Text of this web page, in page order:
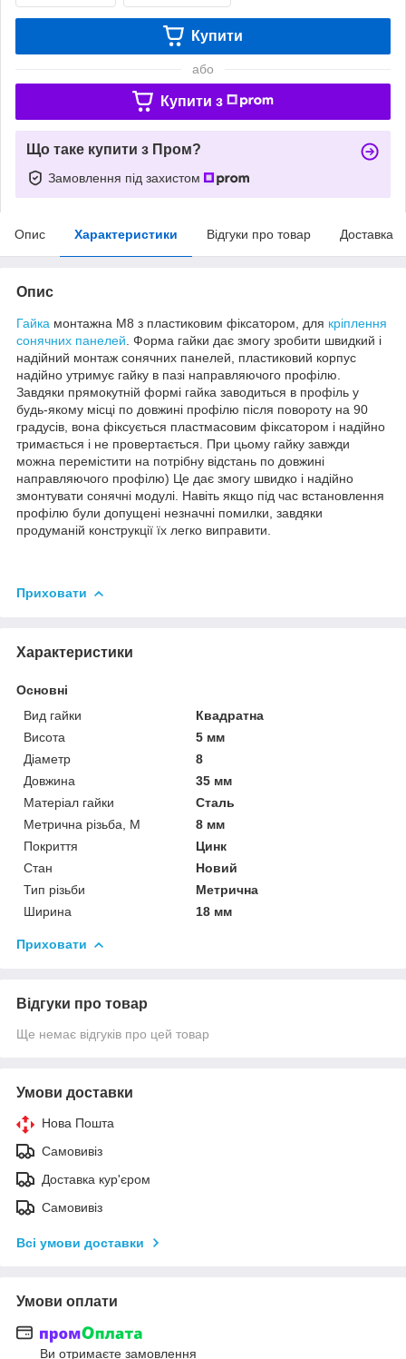
Купити
або
Купити з
Що таке купити з Пром?
Замовлення під захистом
Опис Характеристики Відгуки про товар Доставка
Опис
Гайка монтажна М8 з пластиковим фіксатором, для кріплення
сонячних панелей . Форма гайки дає змогу зробити швидкий і
надійний монтаж сонячних панелей, пластиковий корпус
надійно утримує гайку в пазі направляючого профілю.
Завдяки прямокутній формі гайка заводиться в профіль у
будь-якому місці по довжині профілю після повороту на 90
градусів, вона фіксується пластмасовим фіксатором і надійно
тримається і не провертається. При цьому гайку завжди
можна перемістити на потрібну відстань по довжині
направляючого профілю) Це дає змогу швидко і надійно
змонтувати сонячні модулі. Навіть якщо під час встановлення
профілю були допущені незначні помилки, завдяки
продуманій конструкції їх легко виправити.
Приховати
Характеристики
Основні
Вид гайки
Квадратна
Висота
5 мм
Діаметр
8
Довжина
35 мм
Матеріал гайки
Сталь
Метрична різьба, М
8 мм
Покриття
Цинк
Стан
Новий
Тип різьби
Метрична
Ширина
18 мм
Приховати
Відгуки про товар
Ще немає відгуків про цей товар
Умови доставки
Нова Пошта
Самовивіз
Доставка кур'єром
Самовивіз
Всі умови доставки
Умови оплати
Ви отримаєте замовлення